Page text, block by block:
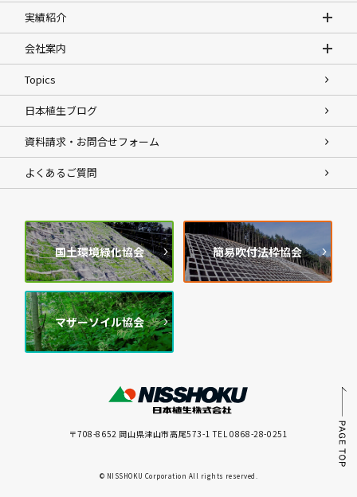
実績紹介
会社案内
Topics
日本植生ブログ
資料請求・お問合せフォーム
よくあるご質問
国土環境緑化協会 簡易吹付法枠協会
マザーソイル協会
〒708-8652 岡山県津山市高尾573-1 TEL 0868-28-0251
© NISSHOKU Corporation All rights reserved.